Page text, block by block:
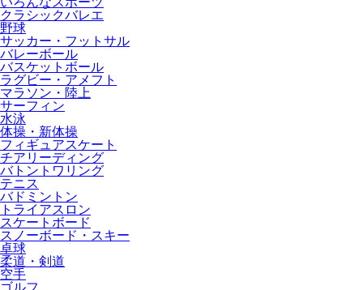
クラシックバレエ
野球
サッカー・フットサル
バレーボール
バスケットボール
ラグビー・アメフト
マラソン・陸上
サーフィン
水泳
体操・新体操
フィギュアスケート
チアリーディング
バトントワリング
テニス
バドミントン
トライアスロン
スケートボード
スノーボード・スキー
卓球
柔道・剣道
空手
ゴルフ